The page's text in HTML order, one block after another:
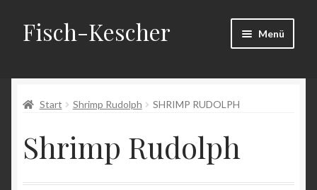
Zur
Navigation
Zum
Inhalt
Fisch-Kescher Menü
AGB
Datenschutzerklärung
Echtheit von Bewertungen
Start Shrimp Rudolph SHRIMP RUDOLPH
Shrimp Rudolph